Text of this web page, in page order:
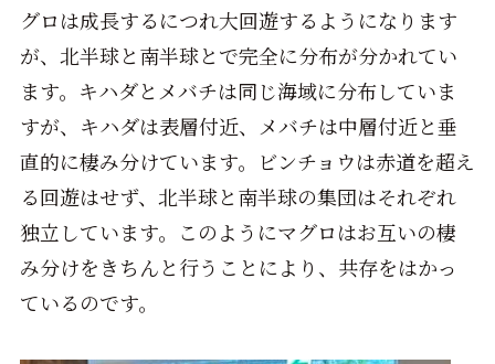
グロは成長するにつれ大回遊するようになります
が、北半球と南半球とで完全に分布が分かれてい
ます。キハダとメバチは同じ海域に分布していま
すが、キハダは表層付近、メバチは中層付近と垂
直的に棲み分けています。ビンチョウは赤道を超え
る回遊はせず、北半球と南半球の集団はそれぞれ
独立しています。このようにマグロはお互いの棲
み分けをきちんと行うことにより、共存をはかっ
ているのです。